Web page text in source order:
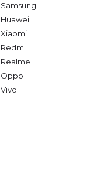
Samsung
Huawei
Xiaomi
Redmi
Realme
Oppo
Vivo